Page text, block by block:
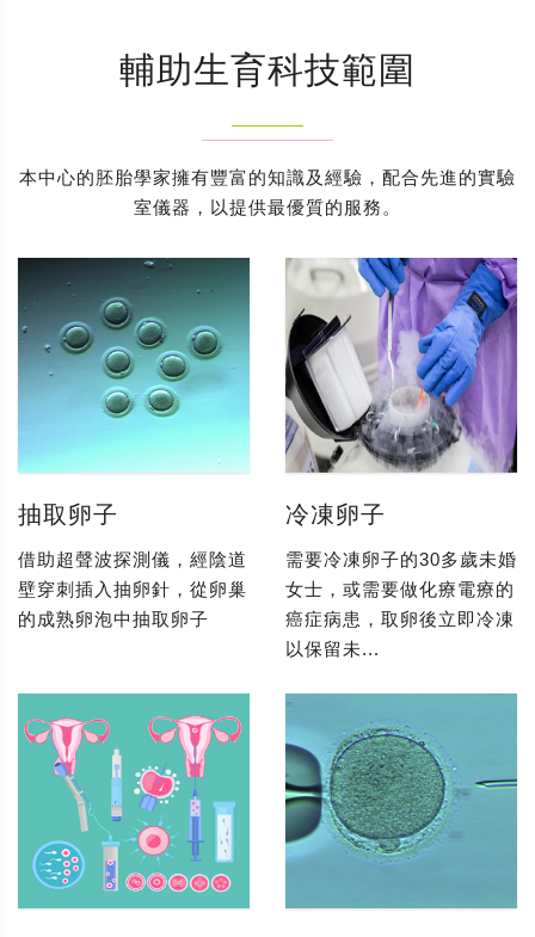
輔助生育科技範圍
本中心的胚胎學家擁有豐富的知識及經驗，配合先進的實驗
室儀器，以提供最優質的服務。
抽取卵子
借助超聲波探測儀，經陰道
壁穿刺插入抽卵針，從卵巢
的成熟卵泡中抽取卵子
冷凍卵子
需要冷凍卵子的30多歲未婚
女士，或需要做化療電療的
癌症病患，取卵後立即冷凍
以保留未...